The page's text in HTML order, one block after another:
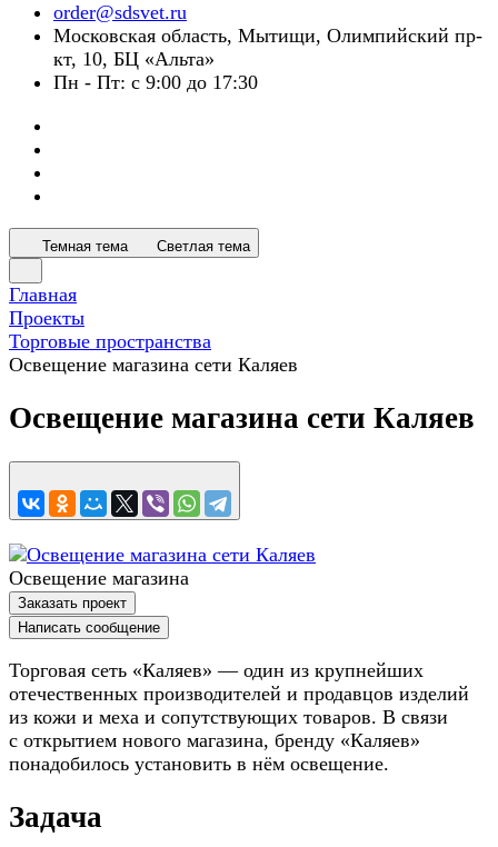
order@sdsvet.ru
Московская область, Мытищи, Олимпийский пр-
кт, 10, БЦ «Альта»
Пн - Пт: с 9:00 до 17:30
Темная тема Светлая тема
Главная
Проекты
Торговые пространства
Освещение магазина сети Каляев
Освещение магазина сети Каляев
Освещение магазина
Заказать проект
Написать сообщение
Торговая сеть «Каляев» — один из крупнейших
отечественных производителей и продавцов изделий
из кожи и меха и сопутствующих товаров. В связи
с открытием нового магазина, бренду «Каляев»
понадобилось установить в нём освещение.
Задача